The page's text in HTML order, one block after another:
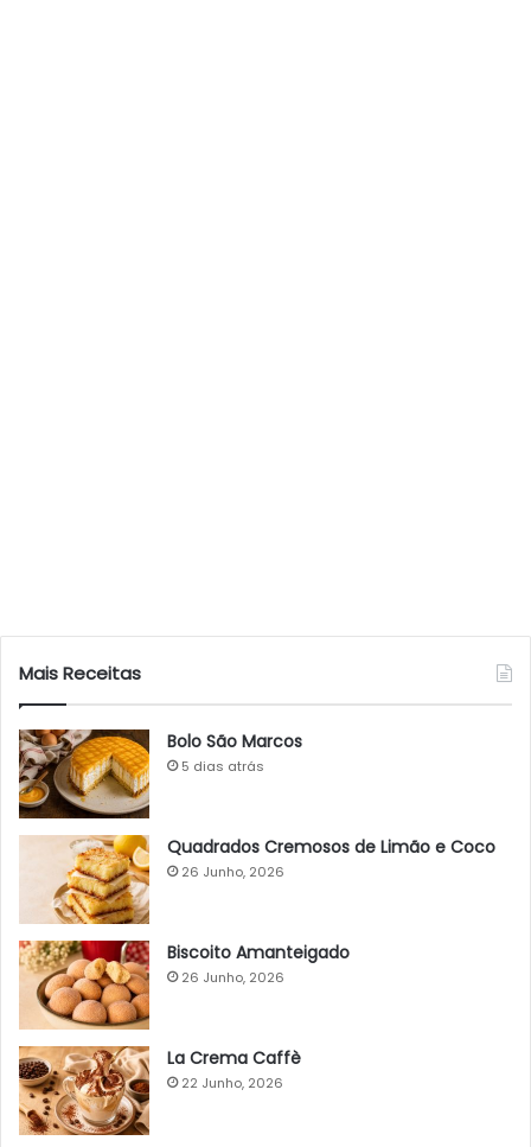
Mais Receitas
Bolo São Marcos
5 dias atrás
Quadrados Cremosos de Limão e Coco
26 Junho, 2026
Biscoito Amanteigado
26 Junho, 2026
La Crema Caffè
22 Junho, 2026